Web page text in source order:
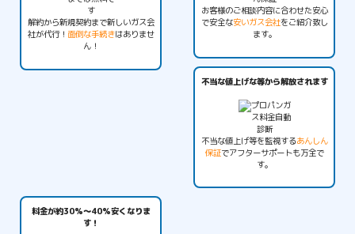
解約から新規契約まで新しいガス会
社が代行！ 面倒な手続きはありませ
ん！
お客様のご相談内容に合わせた安心
で安全な安いガス会社をご紹介致し
ます。
不当な値上げな等から解放されます
不当な値上げ等を監視するあんしん
保証でアフターサポートも万全で
す。
料金が約30%〜40%安くなりま
す！